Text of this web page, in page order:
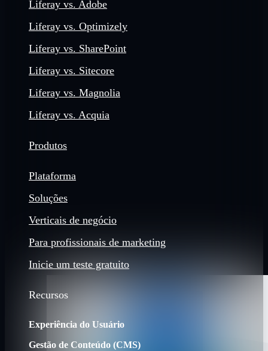
Liferay vs. Adobe
Liferay vs. Optimizely
Liferay vs. SharePoint
Liferay vs. Sitecore
Liferay vs. Magnolia
Liferay vs. Acquia
Produtos
Plataforma
Soluções
Verticais de negócio
Para profissionais de marketing
Inicie um teste gratuito
Recursos
Experiência do Usuário
Gestão de Conteúdo (CMS)